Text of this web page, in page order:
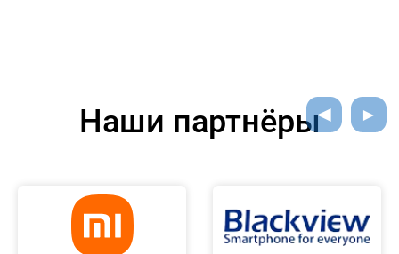
Наши партнёры